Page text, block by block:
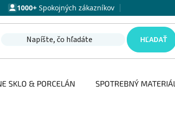
1000+Spokojných zákazníkov
HĽADAŤ
SKLO & PORCELÁN SPOTREBNÝ MATERIÁL